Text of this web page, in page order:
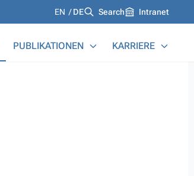
Languages
EN DE Search Intranet
PUBLIKATIONEN KARRIERE